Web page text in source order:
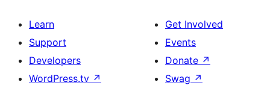
Learn
Support
Developers
WordPress.tv ↗
Get Involved
Events
Donate ↗
Swag ↗